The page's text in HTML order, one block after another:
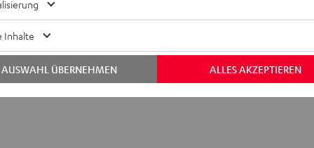
Inhalte
ALLES AKZEPTIEREN
AUSWAHL ÜBERNEHMEN